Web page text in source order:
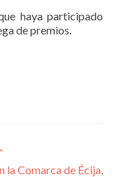
haya participado
de premios.
la Comarca de Écija,